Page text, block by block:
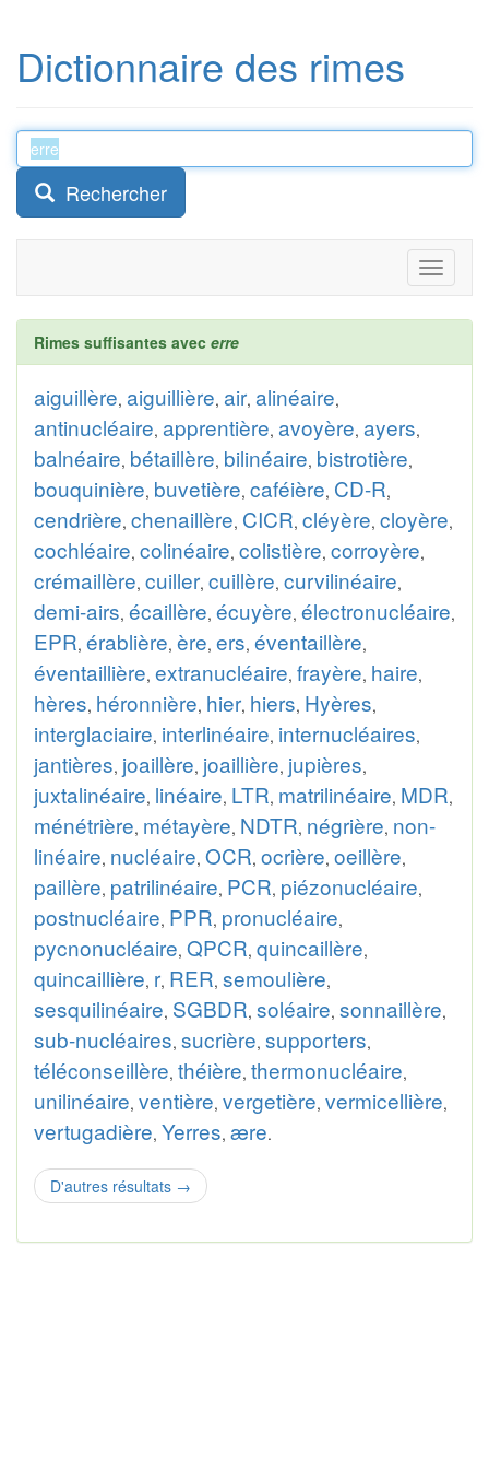
Dictionnaire des rimes
Rechercher
Toggle
Rimes suffisantes avec erre
aiguillère, aiguillière, air, alinéaire,
antinucléaire, apprentière, avoyère, ayers,
balnéaire, bétaillère, bilinéaire, bistrotière,
bouquinière, buvetière, caféière, CD-R,
cendrière, chenaillère, CICR, cléyère, cloyère,
cochléaire, colinéaire, colistière, corroyère,
crémaillère, cuiller, cuillère, curvilinéaire,
demi-airs, écaillère, écuyère, électronucléaire,
EPR, érablière, ère, ers, éventaillère,
éventaillière, extranucléaire, frayère, haire,
hères, héronnière, hier, hiers, Hyères,
interglaciaire, interlinéaire, internucléaires,
jantières, joaillère, joaillière, jupières,
juxtalinéaire, linéaire, LTR, matrilinéaire, MDR,
ménétrière, métayère, NDTR, négrière, non-
linéaire, nucléaire, OCR, ocrière, oeillère,
paillère, patrilinéaire, PCR, piézonucléaire,
postnucléaire, PPR, pronucléaire,
pycnonucléaire, QPCR, quincaillère,
quincaillière, r, RER, semoulière,
sesquilinéaire, SGBDR, soléaire, sonnaillère,
sub-nucléaires, sucrière, supporters,
téléconseillère, théière, thermonucléaire,
unilinéaire, ventière, vergetière, vermicellière,
vertugadière, Yerres, ære.
D'autres résultats →